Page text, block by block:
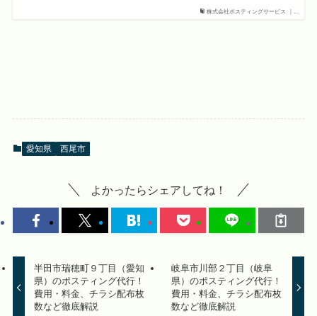
株式会社ポスティングサービス ｜...
愛知県 西尾市
よかったらシェアしてね！
半田市瑞穂町９丁目（愛知
県）のポスティング代行！
費用・料金、チラシ配布枚
数など徹底解説
岐阜市川部２丁目（岐阜
県）のポスティング代行！
費用・料金、チラシ配布枚
数など徹底解説